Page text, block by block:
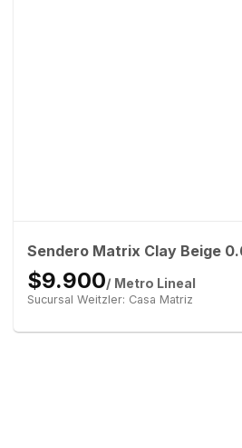
Sendero Matrix Clay Beige
$9.900/ Metro Lineal
Sucursal Weitzler: Casa Matriz